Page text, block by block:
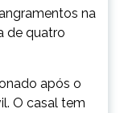
na
de quatro
após o
O casal tem